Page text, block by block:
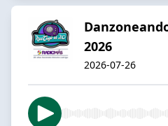
2026
2026-07-26